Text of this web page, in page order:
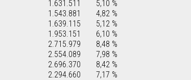
1.631.511
5,10 %
1.543.881
4,82 %
1.639.115
5,12 %
1.953.151
6,10 %
2.715.979
8,48 %
2.554.089
7,98 %
2.696.370
8,42 %
2.294.660 7,17 %